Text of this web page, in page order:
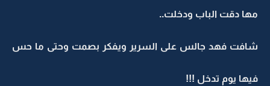
مها دقت الباب ودخلت..
شافت فهد جالس على السرير ويفكر بصمت وحتى ما حس
فيها يوم تدخل !!!